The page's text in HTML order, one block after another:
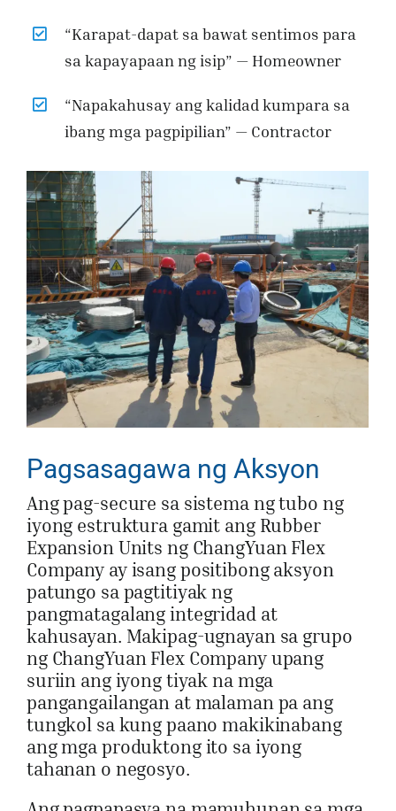
“Karapat-dapat sa bawat sentimos para
sa kapayapaan ng isip” — Homeowner
“Napakahusay ang kalidad kumpara sa
ibang mga pagpipilian” — Contractor
Pagsasagawa ng Aksyon
Ang pag-secure sa sistema ng tubo ng
iyong estruktura gamit ang Rubber
Expansion Units ng ChangYuan Flex
Company ay isang positibong aksyon
patungo sa pagtitiyak ng
pangmatagalang integridad at
kahusayan. Makipag-ugnayan sa grupo
ng ChangYuan Flex Company upang
suriin ang iyong tiyak na mga
pangangailangan at malaman pa ang
tungkol sa kung paano makikinabang
ang mga produktong ito sa iyong
tahanan o negosyo.